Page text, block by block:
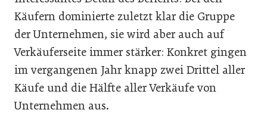
Käufern dominierte zuletzt klar die Gruppe
der Unternehmen, sie wird aber auch auf
Verkäuferseite immer stärker: Konkret gingen
im vergangenen Jahr knapp zwei Drittel aller
Käufe und die Hälfte aller Verkäufe von
Unternehmen aus.